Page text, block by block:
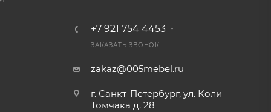
+7 921 754 4453
ЗАКАЗАТЬ ЗВОНОК
zakaz@005mebel.ru
г. Санкт-Петербург, ул. Коли
Томчака д. 28